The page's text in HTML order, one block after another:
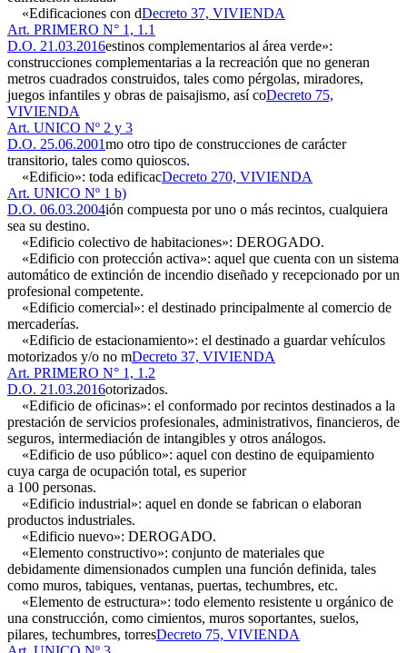
«Edificaciones con dDecreto 37, VIVIENDA
Art. PRIMERO N° 1, 1.1
D.O. 21.03.2016estinos complementarios al área verde»:
construcciones complementarias a la recreación que no generan
metros cuadrados construidos, tales como pérgolas, miradores,
juegos infantiles y obras de paisajismo, así coDecreto 75,
VIVIENDA
Art. UNICO Nº 2 y 3
D.O. 25.06.2001mo otro tipo de construcciones de carácter
transitorio, tales como quioscos.
«Edificio»: toda edificacDecreto 270, VIVIENDA
Art. UNICO Nº 1 b)
D.O. 06.03.2004ión compuesta por uno o más recintos, cualquiera
sea su destino.
«Edificio colectivo de habitaciones»: DEROGADO.
«Edificio con protección activa»: aquel que cuenta con un sistema
automático de extinción de incendio diseñado y recepcionado por un
profesional competente.
«Edificio comercial»: el destinado principalmente al comercio de
mercaderías.
«Edificio de estacionamiento»: el destinado a guardar vehículos
motorizados y/o no mDecreto 37, VIVIENDA
Art. PRIMERO N° 1, 1.2
D.O. 21.03.2016otorizados.
«Edificio de oficinas»: el conformado por recintos destinados a la
prestación de servicios profesionales, administrativos, financieros, de
seguros, intermediación de intangibles y otros análogos.
«Edificio de uso público»: aquel con destino de equipamiento
cuya carga de ocupación total, es superior
a 100 personas.
«Edificio industrial»: aquel en donde se fabrican o elaboran
productos industriales.
«Edificio nuevo»: DEROGADO.
«Elemento constructivo»: conjunto de materiales que
debidamente dimensionados cumplen una función definida, tales
como muros, tabiques, ventanas, puertas, techumbres, etc.
«Elemento de estructura»: todo elemento resistente u orgánico de
una construcción, como cimientos, muros soportantes, suelos,
pilares, techumbres, torresDecreto 75, VIVIENDA